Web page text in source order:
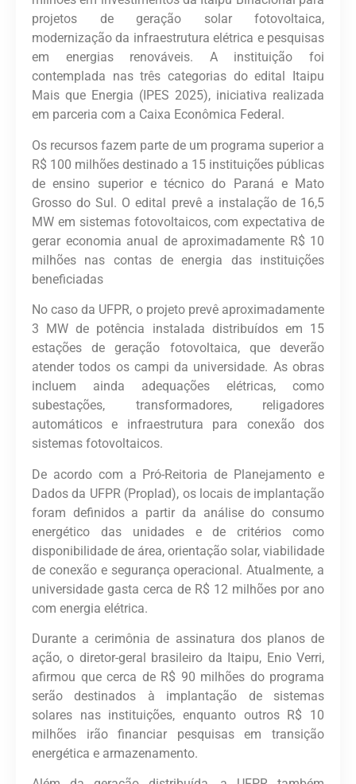
projetos de geração solar fotovoltaica,
modernização da infraestrutura elétrica e pesquisas
em energias renováveis. A instituição foi
contemplada nas três categorias do edital Itaipu
Mais que Energia (IPES 2025), iniciativa realizada
em parceria com a Caixa Econômica Federal.
Os recursos fazem parte de um programa superior a
R$ 100 milhões destinado a 15 instituições públicas
de ensino superior e técnico do Paraná e Mato
Grosso do Sul. O edital prevê a instalação de 16,5
MW em sistemas fotovoltaicos, com expectativa de
gerar economia anual de aproximadamente R$ 10
milhões nas contas de energia das instituições
beneficiadas
No caso da UFPR, o projeto prevê aproximadamente
3 MW de potência instalada distribuídos em 15
estações de geração fotovoltaica, que deverão
atender todos os campi da universidade. As obras
incluem ainda adequações elétricas, como
subestações, transformadores, religadores
automáticos e infraestrutura para conexão dos
sistemas fotovoltaicos.
De acordo com a Pró-Reitoria de Planejamento e
Dados da UFPR (Proplad), os locais de implantação
foram definidos a partir da análise do consumo
energético das unidades e de critérios como
disponibilidade de área, orientação solar, viabilidade
de conexão e segurança operacional. Atualmente, a
universidade gasta cerca de R$ 12 milhões por ano
com energia elétrica.
Durante a cerimônia de assinatura dos planos de
ação, o diretor-geral brasileiro da Itaipu, Enio Verri,
afirmou que cerca de R$ 90 milhões do programa
serão destinados à implantação de sistemas
solares nas instituições, enquanto outros R$ 10
milhões irão financiar pesquisas em transição
energética e armazenamento.